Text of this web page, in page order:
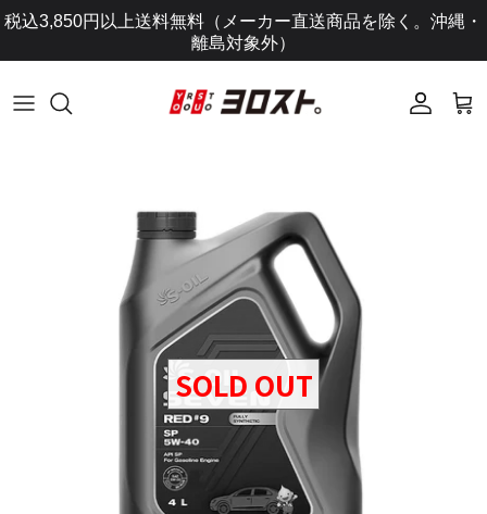
コ
テ
ツ
税込3,850円以上送料無料（メーカー直送商品を除く。沖縄・
離島対象外）
SOLD OUT